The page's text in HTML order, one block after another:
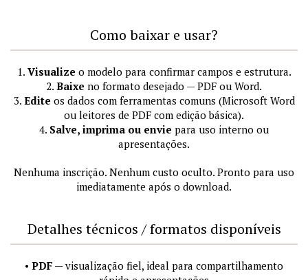
Como baixar e usar?
1. Visualize o modelo para confirmar campos e estrutura.
2. Baixe no formato desejado — PDF ou Word.
3. Edite os dados com ferramentas comuns (Microsoft Word
ou leitores de PDF com edição básica).
4. Salve, imprima ou envie para uso interno ou
apresentações.
Nenhuma inscrição. Nenhum custo oculto. Pronto para uso
imediatamente após o download.
Detalhes técnicos / formatos disponíveis
• PDF — visualização fiel, ideal para compartilhamento